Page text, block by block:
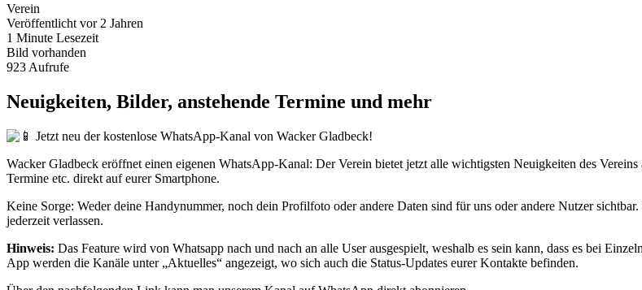
Verein
Veröffentlicht vor 2 Jahren
1 Minute Lesezeit
Bild vorhanden
923 Aufrufe
Neuigkeiten, Bilder, anstehende Termine und mehr
Jetzt neu der kostenlose WhatsApp-Kanal von Wacker Gladbeck!
Wacker Gladbeck eröffnet einen eigenen WhatsApp-Kanal: Der Verein bietet jetzt alle wichtigsten Neuigkeiten des
Termine etc. direkt auf eurer Smartphone.
Keine Sorge: Weder deine Handynummer, noch dein Profilfoto oder andere Daten sind für uns oder andere Nutzer
jederzeit verlassen.
Hinweis: Das Feature wird von Whatsapp nach und nach an alle User ausgespielt, weshalb es sein kann, dass es bei
App werden die Kanäle unter „Aktuelles“ angezeigt, wo sich auch die Status-Updates eurer Kontakte befinden.